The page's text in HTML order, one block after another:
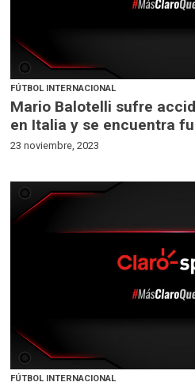
FÚTBOL INTERNACIONAL
Mario Balotelli sufre
en Italia y se encuentra
23 noviembre, 2023
FÚTBOL INTERNACIONAL